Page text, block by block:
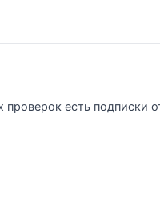
есть подписки